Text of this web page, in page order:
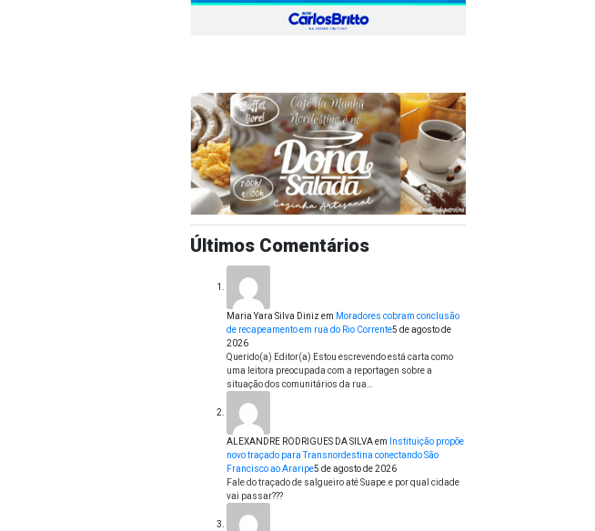
Últimos Comentários
Maria Yara Silva Diniz em Moradores cobram conclusão
de recapeamento em rua do Rio Corrente5 de agosto de
2026
Querido(a) Editor(a) Estou escrevendo está carta como
uma leitora preocupada com a reportagen sobre a
situação dos comunitários da rua…
ALEXANDRE RODRIGUES DA SILVAem
Instituição propõe
novo traçado para Transnordestina conectando São
Francisco ao Araripe5 de agosto de 2026
Fale do traçado de salgueiro até Suape.e por qual cidade
vai passar???